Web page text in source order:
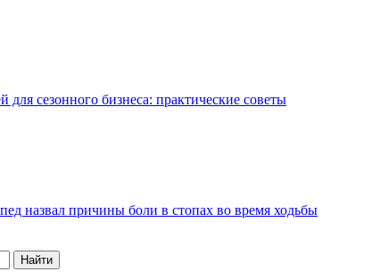
для сезонного бизнеса: практические советы
назвал причины боли в стопах во время ходьбы